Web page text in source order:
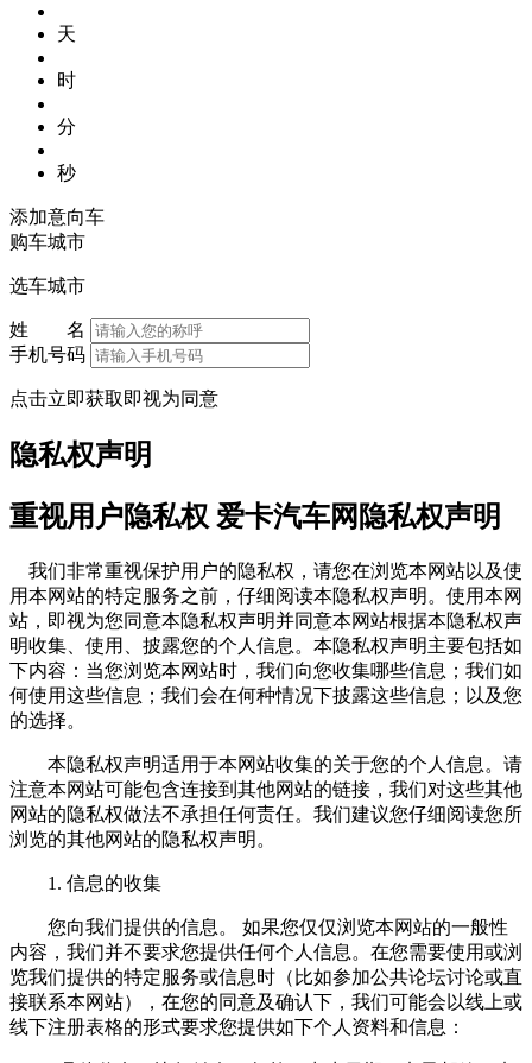
天
时
分
秒
添加意向车
购车城市
选车城市
姓 名
手机号码
点击立即获取即视为同意
隐私权声明
重视用户隐私权 爱卡汽车网隐私权声明
我们非常重视保护用户的隐私权，请您在浏览本网站以及使
用本网站的特定服务之前，仔细阅读本隐私权声明。使用本网
站，即视为您同意本隐私权声明并同意本网站根据本隐私权声
明收集、使用、披露您的个人信息。本隐私权声明主要包括如
下内容：当您浏览本网站时，我们向您收集哪些信息；我们如
何使用这些信息；我们会在何种情况下披露这些信息；以及您
的选择。
本隐私权声明适用于本网站收集的关于您的个人信息。请
注意本网站可能包含连接到其他网站的链接，我们对这些其他
网站的隐私权做法不承担任何责任。我们建议您仔细阅读您所
浏览的其他网站的隐私权声明。
1. 信息的收集
您向我们提供的信息。 如果您仅仅浏览本网站的一般性
内容，我们并不要求您提供任何个人信息。在您需要使用或浏
览我们提供的特定服务或信息时（比如参加公共论坛讨论或直
接联系本网站），在您的同意及确认下，我们可能会以线上或
线下注册表格的形式要求您提供如下个人资料和信息：